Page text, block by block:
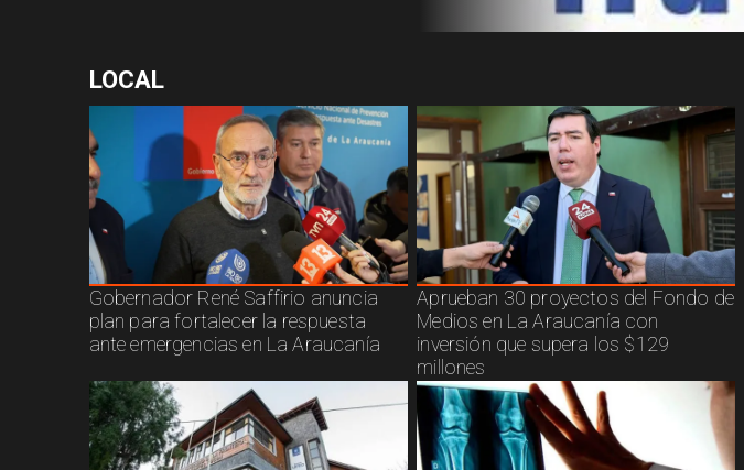
LOCAL
Gobernador René Saffirio anuncia
plan para fortalecer la respuesta
ante emergencias en La Araucanía
Aprueban 30 proyectos del Fondo de
Medios en La Araucanía con
inversión que supera los $129
millones